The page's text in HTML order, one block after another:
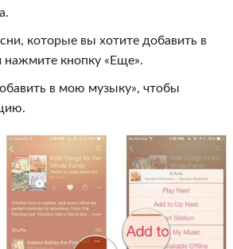
которые вы хотите добавить в
нажмите кнопку «Еще».
в мою музыку», чтобы